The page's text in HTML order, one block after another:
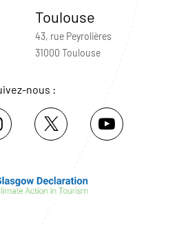
Toulouse
43, rue Peyrolières
31000 Toulouse
nous :